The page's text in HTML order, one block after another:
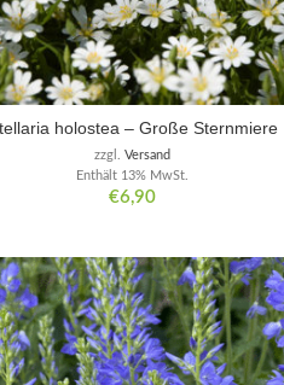
holostea – Große Sternmiere
€6,90
Enthält 13% MwSt.
zzgl.Versand